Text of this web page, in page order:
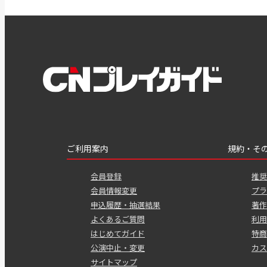
ご利用案内
会員登録
会員情報変更
申込履歴・抽選結果
よくあるご質問
はじめてガイド
公演中止・変更
サイトマップ
規約・そ
推
プ
著
利
特
カ